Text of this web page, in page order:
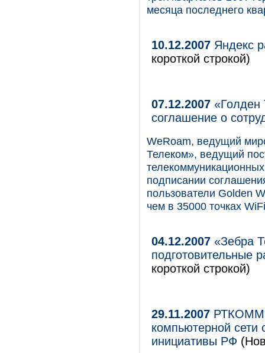
месяца последнего
10.12.2007 Яндекс
короткой строкой)
07.12.2007 «Голден
соглашение о
WeRoam, ведущий
Телеком», ведущий
подписании
пользователи Golden
чем в 35000 точках
04.12.2007 «Зебра
подготовительные
короткой строкой)
29.11.2007 РТКОММ
компьютерной сети
инициативы РФ